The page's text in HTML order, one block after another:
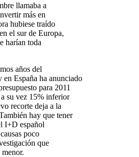
llamaba a
más en
hubiese traído
el sur de Europa,
harían toda
años del
España ha anunciado
para 2011
su vez 15% inferior
recorte deja a la
hay que tener
I+D español
poco
que